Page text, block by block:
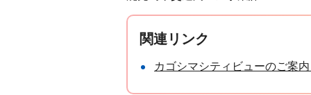
関連リンク
カゴシマシティビューのご案